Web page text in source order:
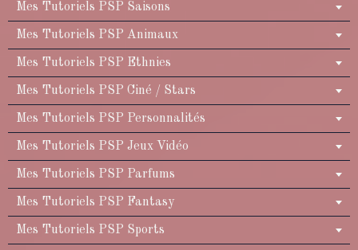
Mes Tutoriels PSP Saisons
Mes Tutoriels PSP Animaux
Mes Tutoriels PSP Ethnies
Mes Tutoriels PSP Ciné / Stars
Mes Tutoriels PSP Personnalités
Mes Tutoriels PSP Jeux Vidéo
Mes Tutoriels PSP Parfums
Mes Tutoriels PSP Fantasy
Mes Tutoriels PSP Sports